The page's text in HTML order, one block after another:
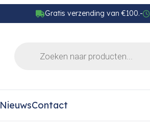
Gratis verzending van €100.-
NieuwsContact